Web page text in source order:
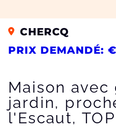
CHERCQ
PRIX DEMANDÉ:
Maison avec
jardin,
l'Escaut,